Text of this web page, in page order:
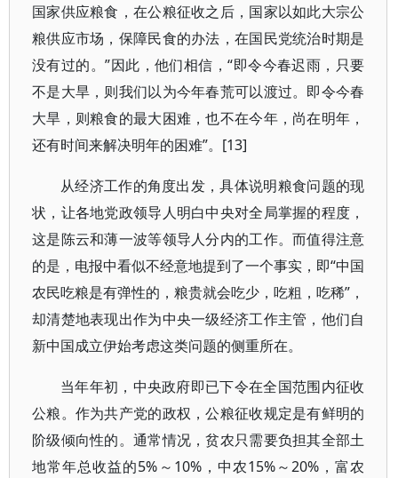
国家供应粮食，在公粮征收之后，国家以如此大宗公
粮供应市场，保障民食的办法，在国民党统治时期是
没有过的。”因此，他们相信，“即令今春迟雨，只要
不是大旱，则我们以为今年春荒可以渡过。即令今春
大旱，则粮食的最大困难，也不在今年，尚在明年，
还有时间来解决明年的困难”。 [13]
从经济工作的角度出发，具体说明粮食问题的现
状，让各地党政领导人明白中央对全局掌握的程度，
这是陈云和薄一波等领导人分内的工作。而值得注意
的是，电报中看似不经意地提到了一个事实，即“中国
农民吃粮是有弹性的，粮贵就会吃少，吃粗，吃稀”，
却清楚地表现出作为中央一级经济工作主管，他们自
新中国成立伊始考虑这类问题的侧重所在。
当年年初，中央政府即已下令在全国范围内征收
公粮。作为共产党的政权，公粮征收规定是有鲜明的
阶级倾向性的。通常情况，贫农只需要负担其全部土
地常年总收益的5% ～ 10%，中农15%～20% ，富农